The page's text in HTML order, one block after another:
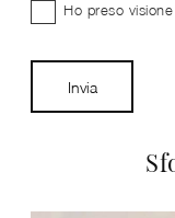
Ho preso
Invia